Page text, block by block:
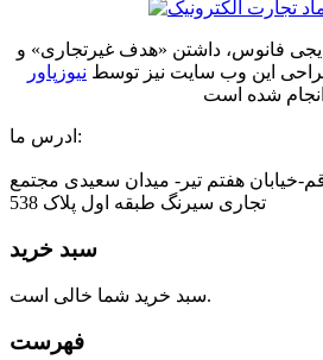
فانوس، داشتن «هدف غیرتجاری» و
این وب سایت نیز توسط نیوزپاور
ادرس ما:
هفتم تیر- میدان سعیدی مجتمع
تجاری سیرنگ طبقه اول پلاک 538
سبد خرید
سبد خرید شما خالی است.
فهرست